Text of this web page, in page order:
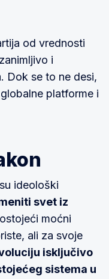
od vrednosti
i
Dok se to ne desi,
platforme i
ideološki
svet iz
moćni
ali za svoje
isključivo
sistema u